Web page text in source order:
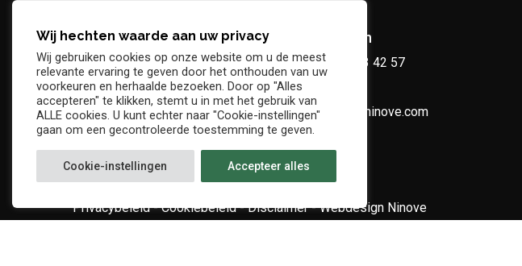
Adres
Denderstraat, z/n
9402 Ninove
Telefoon
+32 54 33 42 57
info@kvkninove.com
Privacybeleid-Cookiebeleid-Disclaimer-Webdesign Ninove
Wij hechten waarde aan uw privacy
Wij gebruiken cookies op onze website om u de meest
relevante ervaring te geven door het onthouden van uw
voorkeuren en herhaalde bezoeken. Door op "Alles
accepteren" te klikken, stemt u in met het gebruik van
ALLE cookies. U kunt echter naar "Cookie-instellingen"
gaan om een gecontroleerde toestemming te geven.
Cookie-instellingen Accepteer alles